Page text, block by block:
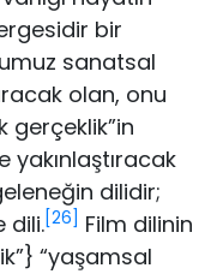
bir
sanatsal
olan, onu
gerçeklik”in
yakınlaştıracak
dilidir;
dili. [26]
Film dili­nin
“yaşamsal